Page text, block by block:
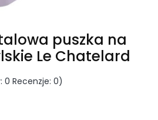
puszka na
Le Chatelard
0 Recenzje: 0)